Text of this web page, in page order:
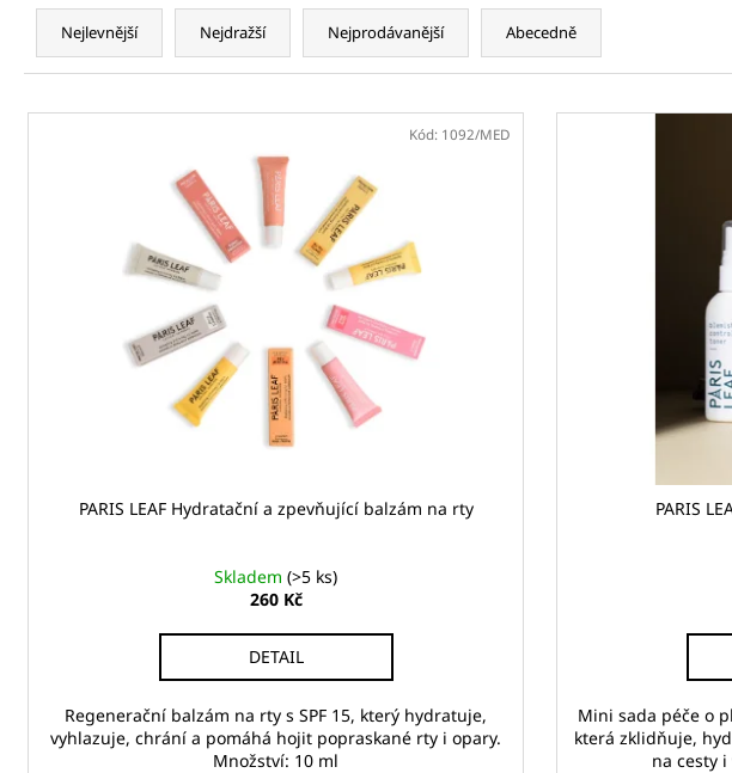
z
Nejlevnější Nejdražší Nejprodávanější Abecedně
V
PARIS LEAF Hydratační a zpevňující balzám na rty
Skladem(>5 ks)
260 Kč
DETAIL
Regenerační balzám na rty s SPF 15, který hydratuje,
vyhlazuje, chrání a pomáhá hojit popraskané rty i opary.
Množství: 10 ml
Kód: 1092/MED
PARIS
Mini sada péče o
která zklidňuje,
na cesty